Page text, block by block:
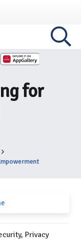
for
Privacy